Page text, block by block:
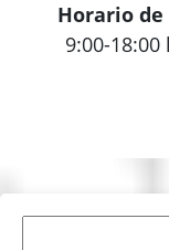
Horario
9:00-18:00